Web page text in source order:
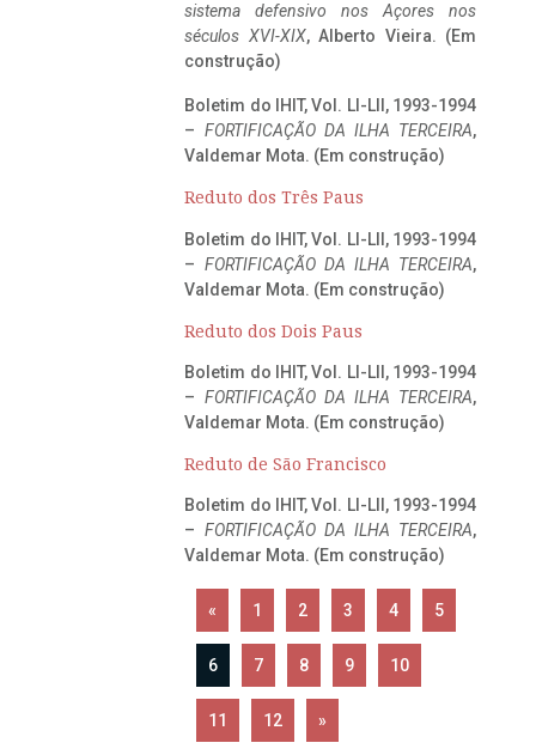
sistema defensivo nos Açores nos
séculos XVI-XIX, Alberto Vieira. (Em
construção)
Boletim do IHIT, Vol. LI-LII, 1993-1994
– FORTIFICAÇÃO DA ILHA TERCEIRA,
Valdemar Mota. (Em construção)
Reduto dos Três Paus
Boletim do IHIT, Vol. LI-LII, 1993-1994
– FORTIFICAÇÃO DA ILHA TERCEIRA,
Valdemar Mota. (Em construção)
Reduto dos Dois Paus
Boletim do IHIT, Vol. LI-LII, 1993-1994
– FORTIFICAÇÃO DA ILHA TERCEIRA,
Valdemar Mota. (Em construção)
Reduto de São Francisco
Boletim do IHIT, Vol. LI-LII, 1993-1994
– FORTIFICAÇÃO DA ILHA TERCEIRA,
Valdemar Mota. (Em construção)
« 1 2 3 4 5
6 7 8 9 10
11 12 »